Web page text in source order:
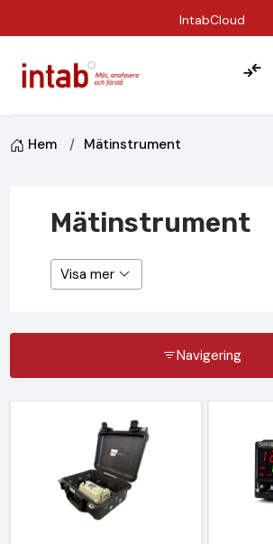
IntabCloud
Hem Mätinstrument
Mätinstrument
Visa mer
Navigering